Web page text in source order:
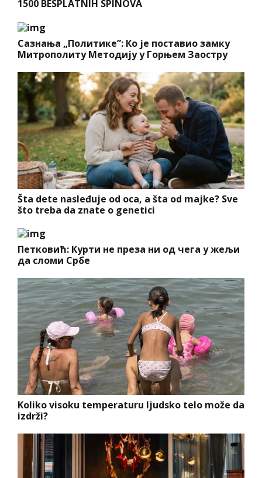
1500 BESPLATNIH SPINOVA
Сазнања „Политике”: Ко је поставио замку
Митрополиту Методију у Горњем Заостру
Šta dete nasleđuje od oca, a šta od majke? Sve
što treba da znate o genetici
Петковић: Курти не преза ни од чега у жељи
да сломи Србе
Koliko visoku temperaturu ljudsko telo može da
izdrži?